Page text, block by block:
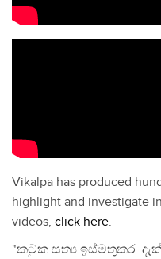
Vikalpa has produced
highlight and investigate
videos, click here.
"කටුක සත්‍ය ඉස්මතුකර